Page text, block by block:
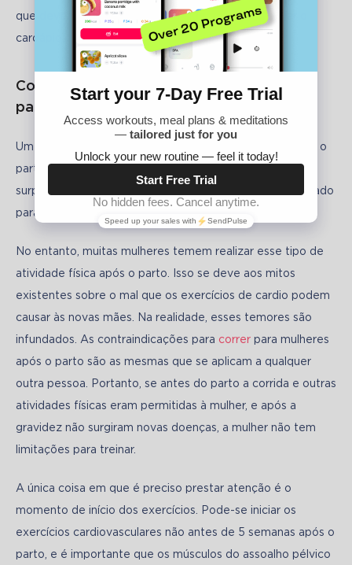
que devem ser levadas em consideração ao planejar o
cardápio.
Como perder peso rapidamente após o
parto: exercícios cardiovasculares
Um dos métodos mais populares para perder peso após o
parto é o exercício cardiovascular. E não é de se
surpreender, pois esse tipo de treino é justamente utilizado
para reduzir a massa corporal.
No entanto, muitas mulheres temem realizar esse tipo de
atividade física após o parto. Isso se deve aos mitos
existentes sobre o mal que os exercícios de cardio podem
causar às novas mães. Na realidade, esses temores são
infundados. As contraindicações para correr para mulheres
após o parto são as mesmas que se aplicam a qualquer
outra pessoa. Portanto, se antes do parto a corrida e outras
atividades físicas eram permitidas à mulher, e após a
gravidez não surgiram novas doenças, a mulher não tem
limitações para treinar.
A única coisa em que é preciso prestar atenção é o
momento de início dos exercícios. Pode-se iniciar os
exercícios cardiovasculares não antes de 5 semanas após o
parto, e é importante que os músculos do assoalho pélvico